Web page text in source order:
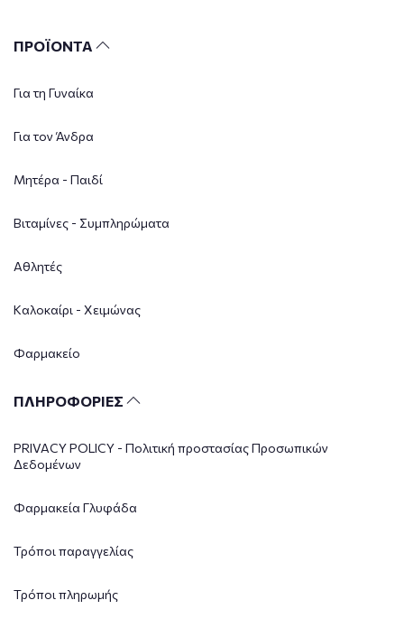
ΠΡΟΪΟΝΤΑ
Για τη Γυναίκα
Για τον Άνδρα
Μητέρα - Παιδί
Βιταμίνες - Συμπληρώματα
Αθλητές
Καλοκαίρι - Χειμώνας
Φαρμακείο
ΠΛΗΡΟΦΟΡΙΕΣ
PRIVACY POLICY - Πολιτική προστασίας Προσωπικών
Δεδομένων
Φαρμακεία Γλυφάδα
Τρόποι παραγγελίας
Τρόποι πληρωμής